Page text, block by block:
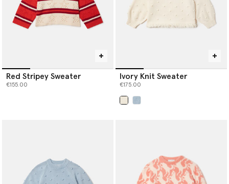
Red Stripey Sweater
€155.00
Ivory Knit Sweater
€175.00